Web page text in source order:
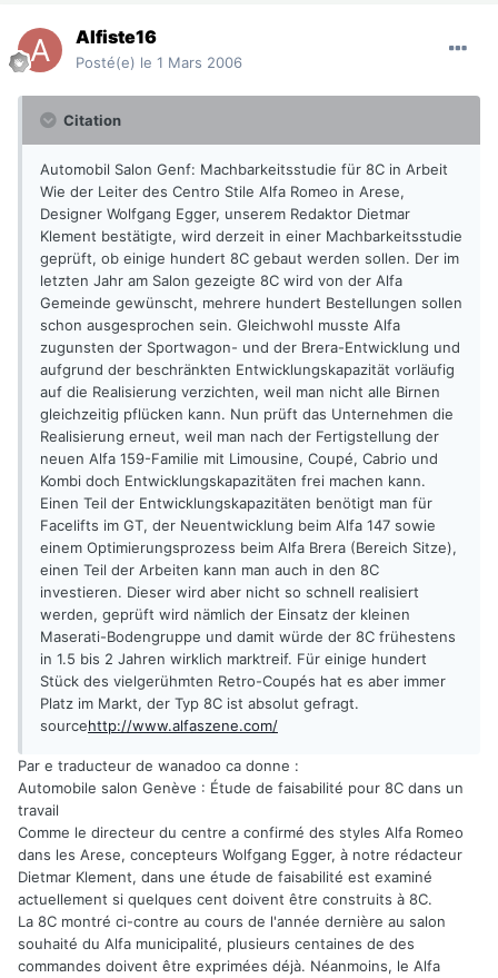
Alfiste16
Posté(e) le 1 Mars 2006
Citation
Automobil Salon Genf: Machbarkeitsstudie für 8C in Arbeit
Wie der Leiter des Centro Stile Alfa Romeo in Arese,
Designer Wolfgang Egger, unserem Redaktor Dietmar
Klement bestätigte, wird derzeit in einer Machbarkeitsstudie
geprüft, ob einige hundert 8C gebaut werden sollen. Der im
letzten Jahr am Salon gezeigte 8C wird von der Alfa
Gemeinde gewünscht, mehrere hundert Bestellungen sollen
schon ausgesprochen sein. Gleichwohl musste Alfa
zugunsten der Sportwagon- und der Brera-Entwicklung und
aufgrund der beschränkten Entwicklungskapazität vorläufig
auf die Realisierung verzichten, weil man nicht alle Birnen
gleichzeitig pflücken kann. Nun prüft das Unternehmen die
Realisierung erneut, weil man nach der Fertigstellung der
neuen Alfa 159-Familie mit Limousine, Coupé, Cabrio und
Kombi doch Entwicklungskapazitäten frei machen kann.
Einen Teil der Entwicklungskapazitäten benötigt man für
Facelifts im GT, der Neuentwicklung beim Alfa 147 sowie
einem Optimierungsprozess beim Alfa Brera (Bereich Sitze),
einen Teil der Arbeiten kann man auch in den 8C
investieren. Dieser wird aber nicht so schnell realisiert
werden, geprüft wird nämlich der Einsatz der kleinen
Maserati-Bodengruppe und damit würde der 8C frühestens
in 1.5 bis 2 Jahren wirklich marktreif. Für einige hundert
Stück des vielgerühmten Retro-Coupés hat es aber immer
Platz im Markt, der Typ 8C ist absolut gefragt.
sourcehttp://www.alfaszene.com/
Par e traducteur de wanadoo ca donne :
Automobile salon Genève : Étude de faisabilité pour 8C dans un
travail
Comme le directeur du centre a confirmé des styles Alfa Romeo
dans les Arese, concepteurs Wolfgang Egger, à notre rédacteur
Dietmar Klement, dans une étude de faisabilité est examiné
actuellement si quelques cent doivent être construits à 8C.
La 8C montré ci-contre au cours de l'année dernière au salon
souhaité du Alfa municipalité, plusieurs centaines de des
commandes doivent être exprimées déjà. Néanmoins, le Alfa